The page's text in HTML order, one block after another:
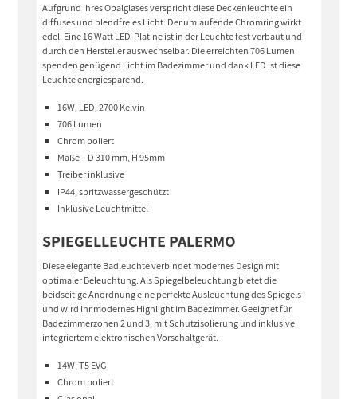
Aufgrund ihres Opalglases verspricht diese Deckenleuchte ein
diffuses und blendfreies Licht. Der umlaufende Chromring wirkt
edel. Eine 16 Watt LED-Platine ist in der Leuchte fest verbaut und
durch den Hersteller auswechselbar. Die erreichten 706 Lumen
spenden genügend Licht im Badezimmer und dank LED ist diese
Leuchte energiesparend.
16W, LED, 2700 Kelvin
706 Lumen
Chrom poliert
Maße – D 310 mm, H 95mm
Treiber inklusive
IP44, spritzwassergeschützt
Inklusive Leuchtmittel
SPIEGELLEUCHTE PALERMO
Diese elegante Badleuchte verbindet modernes Design mit
optimaler Beleuchtung. Als Spiegelbeleuchtung bietet die
beidseitige Anordnung eine perfekte Ausleuchtung des Spiegels
und wird Ihr modernes Highlight im Badezimmer. Geeignet für
Badezimmerzonen 2 und 3, mit Schutzisolierung und inklusive
integriertem elektronischen Vorschaltgerät.
14W, T5 EVG
Chrom poliert